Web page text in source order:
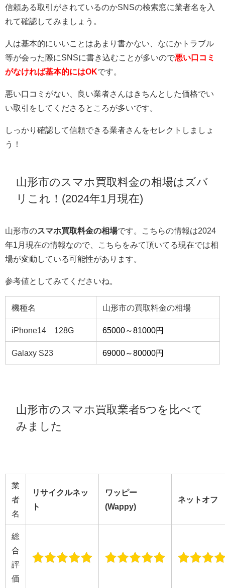
信頼ある取引がされているのかSNSの検索窓に業者名を入
れて確認してみましょう。
人は基本的にいいことはあまり書かない、なにかトラブル
等が会った際にSNSに書き込むことが多いので悪い口コミ
がなければ基本的にはOKです。
悪い口コミがない、良い業者さんはきちんとした価格でい
い取引をしてくださるところが多いです。
しっかり確認して信頼できる業者さんをセレクトしましょ
う！
山形市のスマホ買取料金の相場はズバ
リこれ！(2024年1月現在)
山形市のスマホ買取料金の相場です。こちらの情報は2024
年1月現在の情報なので、こちらをみて頂いてる現在では相
場が変動している可能性があります。
参考値としてみてくださいね。
機種名 山形市の買取料金の相場
iPhone14 128G 65000～81000円
Galaxy S23 69000～80000円
山形市のスマホ買取業者5つを比べて
みました
業
者
名
リサイクルネッ
ト
ワッピー
(Wappy)
ネットオフ
総
合
評
価